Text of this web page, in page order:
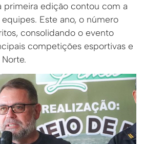
primeira edição contou com a
Este ano, o número
consolidando o evento
competições esportivas e